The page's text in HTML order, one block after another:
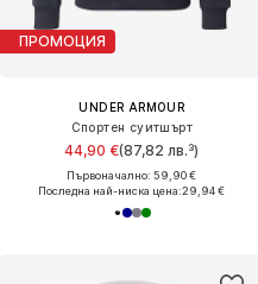
ПРОМОЦИЯ
UNDER ARMOUR
Спортен суитшърт
44,90 €(87,82 лв.³)
Първоначално: 59,90 €
Последна най-ниска цена:29,94 €